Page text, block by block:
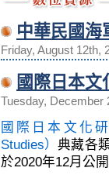
中華民國海
Friday, August 12th,
國際日本
Tuesday, December
國際日本文化研
Studies）典藏各
於2020年12月公